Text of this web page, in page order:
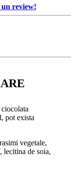
un review!
pot exista
vegetale,
lecitina de soia,